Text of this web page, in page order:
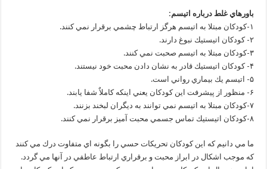
باورهاي غلط درباره اتيسم:
۱-كودكان مبتلا به اتيسم هرگز ارتباط چشمي برقرار نمي كنند.
۲- كودكان اتيستيك نبوغ دارند.
۳-كودكان مبتلا به اتيسم صحبت نمي كنند.
۴- كودكان اتيستيك قادر به نشان دادن محبت خود نيستند.
۵- اتيسم يك بيماري رواني است.
۶- منظور از پيشرفت اين كودكان يعني اينكه كاملاٌ شفا يابند.
۷-كودكان مبتلا به اتيسم نمي توانند به ديگران لبخند بزنند.
۸-كودكان اتيستيك تماس جسمي محبت آميز برقرار نمي كنند.
ما مي دانيم كه اين كودكان تحريكات حسي را بگونه اي متفاوت درك مي كنند
كه موجب اشكال در ابراز محبت و برقراري ارتباط عاطفي در آنها مي گردد.